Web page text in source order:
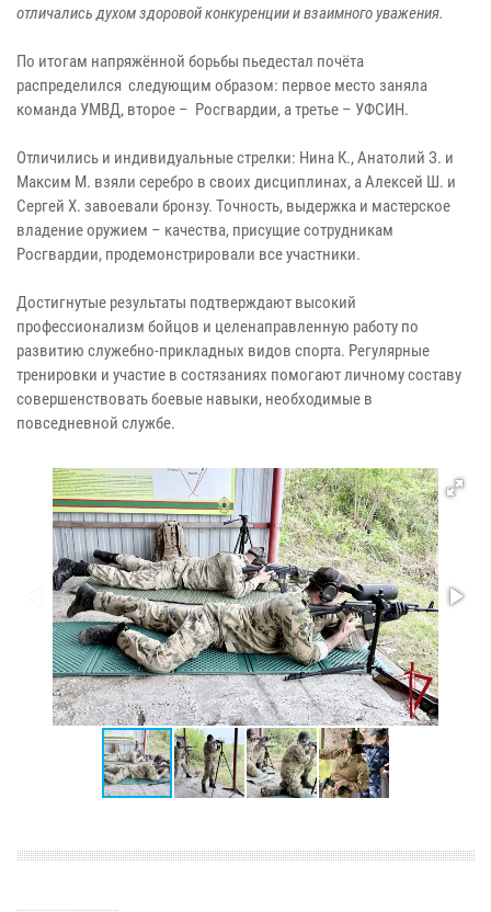
отличались духом здоровой конкуренции и взаимного уважения.
По итогам напряжённой борьбы пьедестал почёта
распределился следующим образом: первое место заняла
команда УМВД, второе – Росгвардии, а третье – УФСИН.
Отличились и индивидуальные стрелки: Нина К., Анатолий З. и
Максим М. взяли серебро в своих дисциплинах, а Алексей Ш. и
Сергей Х. завоевали бронзу. Точность, выдержка и мастерское
владение оружием – качества, присущие сотрудникам
Росгвардии, продемонстрировали все участники.
Достигнутые результаты подтверждают высокий
профессионализм бойцов и целенаправленную работу по
развитию служебно-прикладных видов спорта. Регулярные
тренировки и участие в состязаниях помогают личному составу
совершенствовать боевые навыки, необходимые в
повседневной службе.